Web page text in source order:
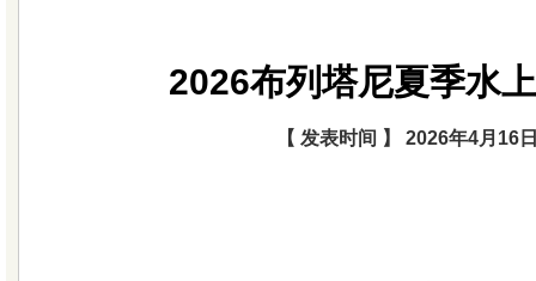
2026布列塔尼夏季水
【 发表时间 】 2026年4月16